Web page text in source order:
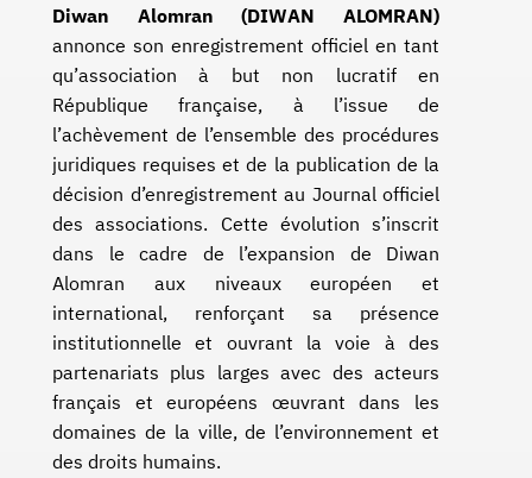
Diwan Alomran (DIWAN ALOMRAN)
annonce son enregistrement officiel en tant
qu’association à but non lucratif en
République française, à l’issue de
l’achèvement de l’ensemble des procédures
juridiques requises et de la publication de la
décision d’enregistrement au Journal officiel
des associations. Cette évolution s’inscrit
dans le cadre de l’expansion de Diwan
Alomran aux niveaux européen et
international, renforçant sa présence
institutionnelle et ouvrant la voie à des
partenariats plus larges avec des acteurs
français et européens œuvrant dans les
domaines de la ville, de l’environnement et
des droits humains.